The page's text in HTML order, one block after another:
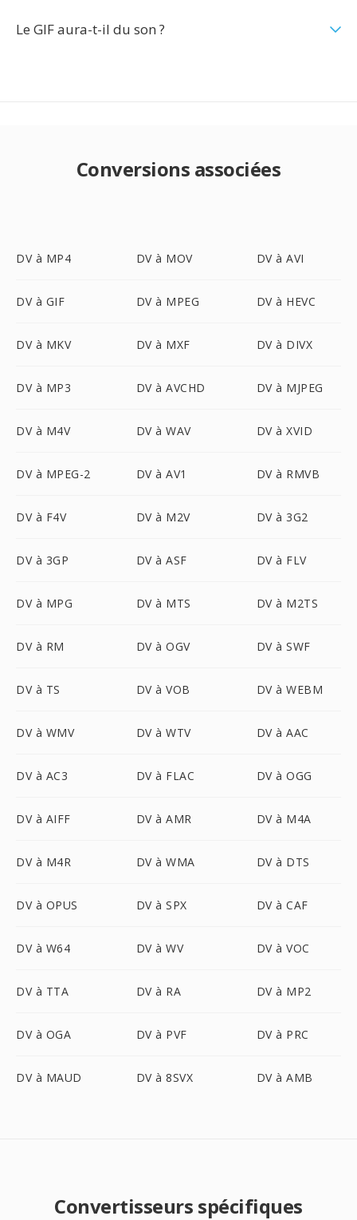
Le GIF aura-t-il du son ?
Conversions associées
DV à MP4 DV à MOV DV à AVI
DV à GIF DV à MPEG DV à HEVC
DV à MKV DV à MXF DV à DIVX
DV à MP3 DV à AVCHD DV à MJPEG
DV à M4V DV à WAV DV à XVID
DV à MPEG-2 DV à AV1 DV à RMVB
DV à F4V DV à M2V DV à 3G2
DV à 3GP DV à ASF DV à FLV
DV à MPG DV à MTS DV à M2TS
DV à RM DV à OGV DV à SWF
DV à TS DV à VOB DV à WEBM
DV à WMV DV à WTV DV à AAC
DV à AC3 DV à FLAC DV à OGG
DV à AIFF DV à AMR DV à M4A
DV à M4R DV à WMA DV à DTS
DV à OPUS DV à SPX DV à CAF
DV à W64 DV à WV DV à VOC
DV à TTA DV à RA DV à MP2
DV à OGA DV à PVF DV à PRC
DV à MAUD DV à 8SVX DV à AMB
Convertisseurs spécifiques